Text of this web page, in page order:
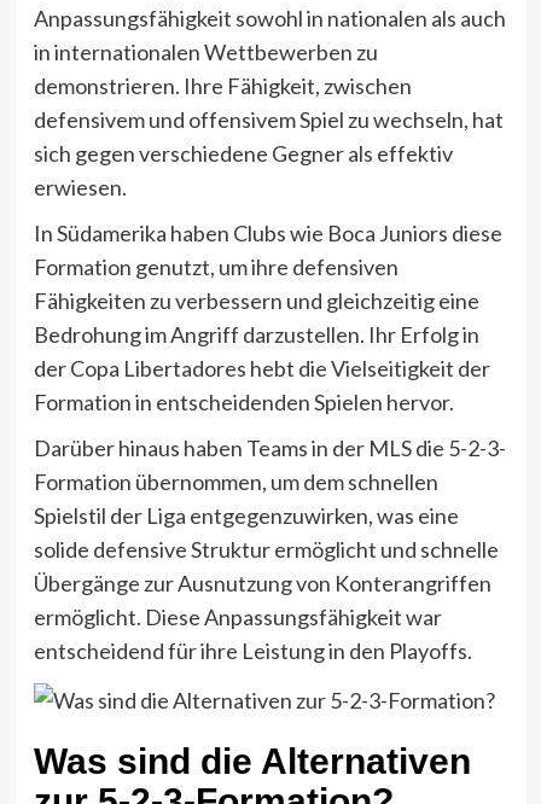
Anpassungsfähigkeit sowohl in nationalen als auch
in internationalen Wettbewerben zu
demonstrieren. Ihre Fähigkeit, zwischen
defensivem und offensivem Spiel zu wechseln, hat
sich gegen verschiedene Gegner als effektiv
erwiesen.
In Südamerika haben Clubs wie Boca Juniors diese
Formation genutzt, um ihre defensiven
Fähigkeiten zu verbessern und gleichzeitig eine
Bedrohung im Angriff darzustellen. Ihr Erfolg in
der Copa Libertadores hebt die Vielseitigkeit der
Formation in entscheidenden Spielen hervor.
Darüber hinaus haben Teams in der MLS die 5-2-3-
Formation übernommen, um dem schnellen
Spielstil der Liga entgegenzuwirken, was eine
solide defensive Struktur ermöglicht und schnelle
Übergänge zur Ausnutzung von Konterangriffen
ermöglicht. Diese Anpassungsfähigkeit war
entscheidend für ihre Leistung in den Playoffs.
Was sind die Alternativen